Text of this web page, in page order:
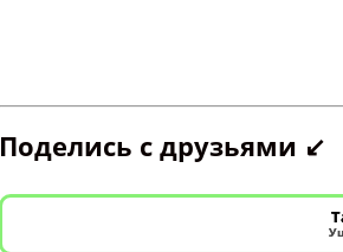
Поделись с друзьями ↙️